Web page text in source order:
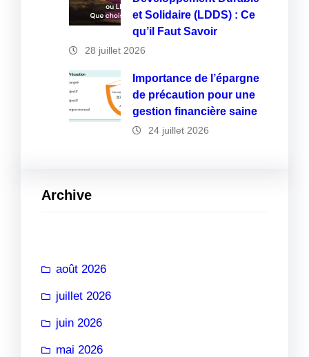
et Solidaire (LDDS) : Ce
qu’il Faut Savoir
28 juillet 2026
Importance de l’épargne
de précaution pour une
gestion financière saine
24 juillet 2026
Archive
août 2026
juillet 2026
juin 2026
mai 2026